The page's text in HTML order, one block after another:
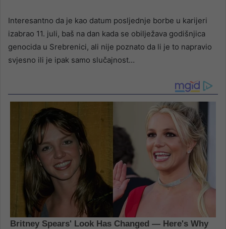
Interesantno da je kao datum posljednje borbe u karijeri
izabrao 11. juli, baš na dan kada se obilježava godišnjica
genocida u Srebrenici, ali nije poznato da li je to napravio
svjesno ili je ipak samo slučajnost…